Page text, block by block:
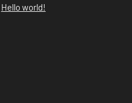
Hello world!